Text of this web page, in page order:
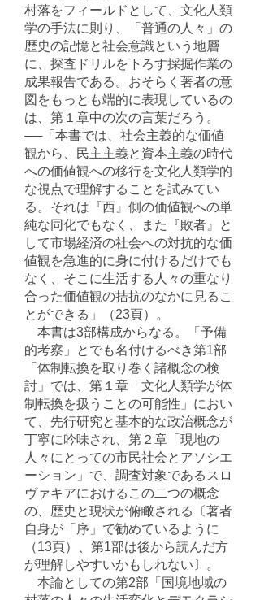
村落をフィールドとして、文化人類
学の手法に則り、「普通の人々」の
歴史の記憶と社会意識という地層
に、探査ドリルを下ろす採掘作業の
成果報告である。おそらく著者の意
図をもっとも端的に表現しているの
は、第１章中の次の言葉だろう。
──「本書では、社会主義的な価値
観から、民主主義と資本主義の時代
への価値観への移行を文化人類学的
な視点で理解することを試みてい
る。それは『西』側の価値観への単
純な同化でもなく、また『敗者』と
して市場経済の社会への対抗的な価
値観を急進的に身に付けるだけでも
なく、そこに生活する人々の重なり
合った価値観の拮抗のなかに見るこ
とができる」（23頁）。
本書は3部構成からなる。「予備
的考察」とでも名付けるべき第1部
「体制転換を取り巻く諸概念の検
討」では、第１章「文化人類学が体
制転換を扱うことの可能性」におい
て、先行研究と基本的な政治概念が
丁寧に吟味され、第２章「現地の
人々にとっての市民社会とアソシエ
ーション」で、調査対象であるスロ
ヴァキアにおけるこの二つの概念
の、歴史と現状が俯瞰される〔著者
自身が「序」で勧めているように
（13頁）、第1部は後から読んだ方
が理解しやすいかもしれない〕。
本論としての第2部「国境地域の